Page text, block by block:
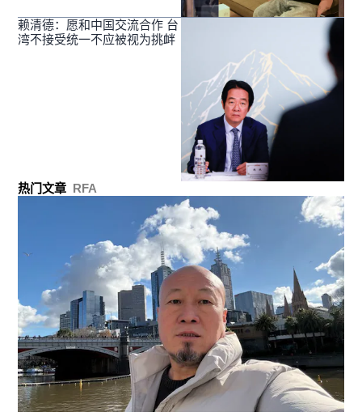
赖清德：愿和中国交流合作 台
湾不接受统一不应被视为挑衅
热门文章 RFA